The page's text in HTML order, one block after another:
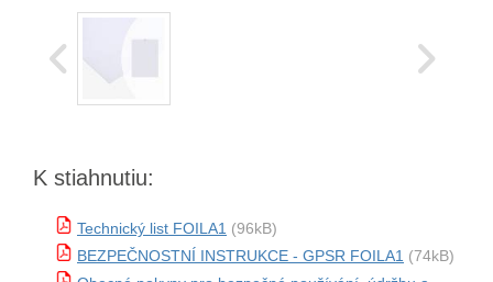
K stiahnutiu:
Technický list FOILA1 (96kB)
BEZPEČNOSTNÍ INSTRUKCE - GPSR FOILA1 (74kB)